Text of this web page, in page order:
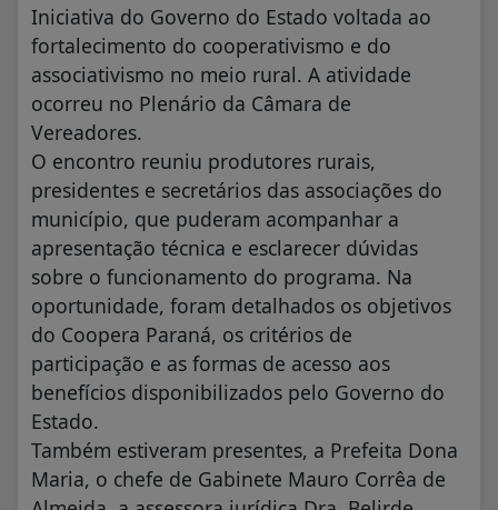
Iniciativa do Governo do Estado voltada ao
fortalecimento do cooperativismo e do
associativismo no meio rural. A atividade
ocorreu no Plenário da Câmara de
Vereadores.
O encontro reuniu produtores rurais,
presidentes e secretários das associações do
município, que puderam acompanhar a
apresentação técnica e esclarecer dúvidas
sobre o funcionamento do programa. Na
oportunidade, foram detalhados os objetivos
do Coopera Paraná, os critérios de
participação e as formas de acesso aos
benefícios disponibilizados pelo Governo do
Estado.
Também estiveram presentes, a Prefeita Dona
Maria, o chefe de Gabinete Mauro Corrêa de